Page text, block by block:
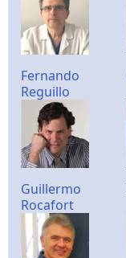
Fernando
Reguillo
Guillermo
Rocafort